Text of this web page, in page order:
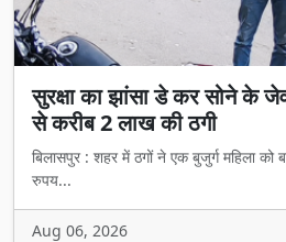
सुरक्षा का झांसा डे कर सोने के
से करीब 2 लाख की ठगी
बिलासपुर : शहर में ठगों ने एक बुजुर्ग महिला को
रुपय...
Aug 06, 2026